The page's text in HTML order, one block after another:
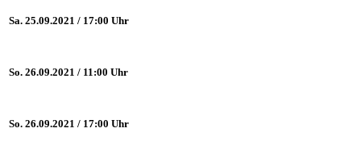
Sa. 25.09.2021 / 17:00 Uhr
So. 26.09.2021 / 11:00 Uhr
So. 26.09.2021 / 17:00 Uhr